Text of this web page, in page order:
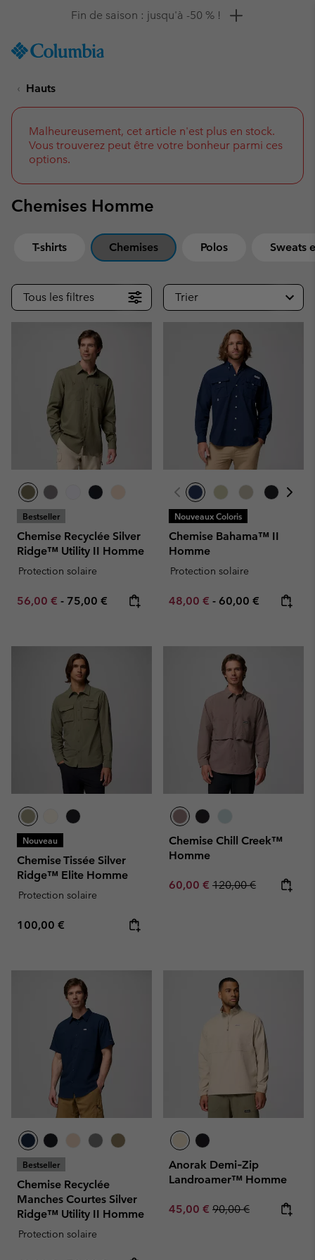
TO
SKIP
NAV
SKIP
TO
SEARCH
Remise de 10 % à saisir
Hauts
Malheureusement, cet article n'est plus en stock.
Vous trouverez peut être votre bonheur parmi ces
options.
Chemises Homme
T-shirts Chemises Polos Sweats
Tous les filtres Trier
Bestseller
Chemise Recyclée Silver
Ridge™ Utility II Homme
Protection solaire
Minimum sale price:
56,00 € - Maximum price:
75,00 €
Nouveaux Coloris
Chemise Bahama™ II
Homme
Protection solaire
Minimum sale price:
48,00 € - Maximum price:
60,00 €
Nouveau
Chemise Tissée Silver
Ridge™ Elite Homme
Protection solaire
Regular price:
100,00 €
Chemise Chill Creek™
Homme
Sale price:
60,00 € Regular price:
120,00 €
Bestseller
Chemise Recyclée
Manches Courtes Silver
Ridge™ Utility II Homme
Protection solaire
Anorak Demi‑Zip
Landroamer™ Homme
Sale price:
45,00 € Regular price:
90,00 €